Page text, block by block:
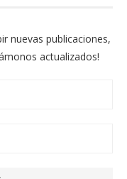
nuevas publicaciones,
actualizados!